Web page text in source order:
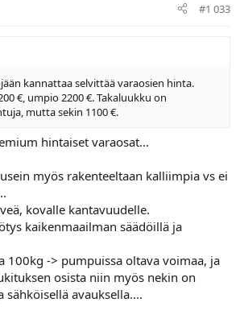
#1 033
kannattaa selvittää varaosien hinta.
€, umpio 2200 €. Takaluukku on
mutta sekin 1100 €.
hintaiset varaosat...
myös rakenteeltaan kalliimpia vs ei
kovalle kantavuudelle.
kaikenmaailman säädöillä ja
100kg -> pumpuissa oltava voimaa, ja
osista niin myös nekin on
avauksella....